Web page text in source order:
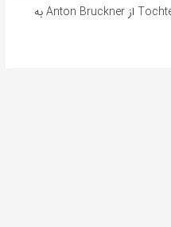
آهنگ آلمانی Tochterkomplex از Anton Bruckner به